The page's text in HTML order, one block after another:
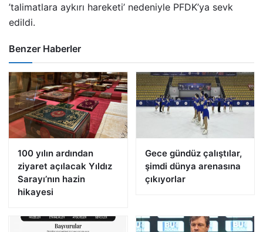
’talimatlara aykırı hareketi’ nedeniyle PFDK’ya sevk
edildi.
Benzer Haberler
100 yılın ardından
ziyaret açılacak Yıldız
Sarayı’nın hazin
hikayesi
Gece gündüz çalıştılar,
şimdi dünya arenasına
çıkıyorlar